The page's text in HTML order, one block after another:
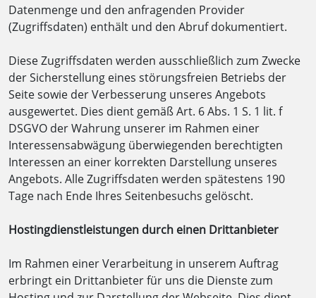
Datenmenge und den anfragenden Provider
(Zugriffsdaten) enthält und den Abruf dokumentiert.
Diese Zugriffsdaten werden ausschließlich zum Zwecke
der Sicherstellung eines störungsfreien Betriebs der
Seite sowie der Verbesserung unseres Angebots
ausgewertet. Dies dient gemäß Art. 6 Abs. 1 S. 1 lit. f
DSGVO der Wahrung unserer im Rahmen einer
Interessensabwägung überwiegenden berechtigten
Interessen an einer korrekten Darstellung unseres
Angebots. Alle Zugriffsdaten werden spätestens 190
Tage nach Ende Ihres Seitenbesuchs gelöscht.
Hostingdienstleistungen durch einen Drittanbieter
Im Rahmen einer Verarbeitung in unserem Auftrag
erbringt ein Drittanbieter für uns die Dienste zum